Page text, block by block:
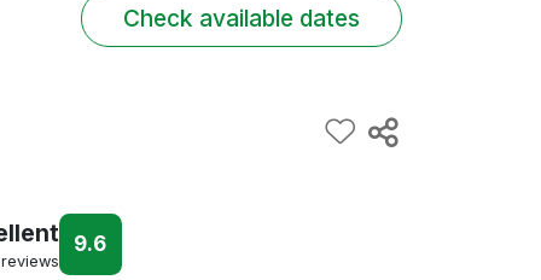
Check available dates
9.6